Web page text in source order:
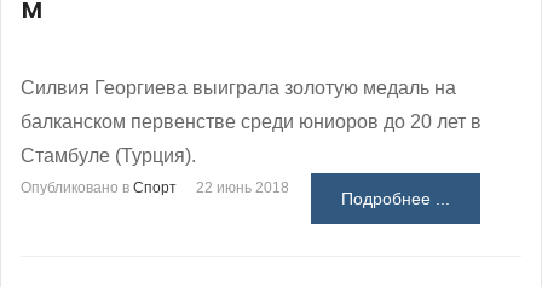
м
Силвия Георгиева выиграла золотую медаль на
балканском первенстве среди юниоров до 20 лет в
Стамбуле (Турция).
Опубликовано в Спорт 22 июнь 2018
Подробнее ...